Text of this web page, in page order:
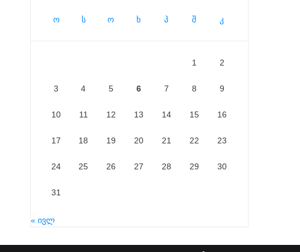
ო ს ო ხ პ შ კ
1 2
3 4 5 6 7 8 9
10 11 12 13 14 15 16
17 18 19 20 21 22 23
24 25 26 27 28 29 30
31
« ივლ